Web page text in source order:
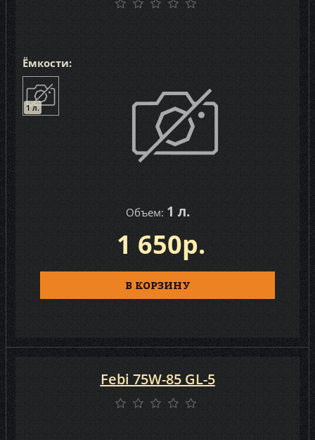
Ёмкости:
1 л.
Объем: 1 л.
1 650р.
В КОРЗИНУ
Febi 75W-85 GL-5